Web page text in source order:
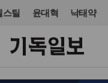
스틸 윤대혁 낙태약